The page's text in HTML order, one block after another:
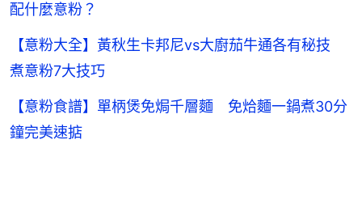
配什麼意粉？
【意粉大全】黃秋生卡邦尼vs大廚茄牛通各有秘技
煮意粉7大技巧
【意粉食譜】單柄煲免焗千層麵 免烚麵一鍋煮30分
鐘完美速掂